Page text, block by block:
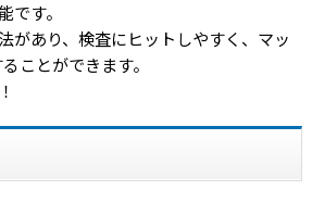
です。
があり、検査にヒットしやすく、マッ
ことができます。